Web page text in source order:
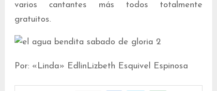
varios cantantes más todos totalmente
gratuitos.
Por: «Linda» EdlinLizbeth Esquivel Espinosa